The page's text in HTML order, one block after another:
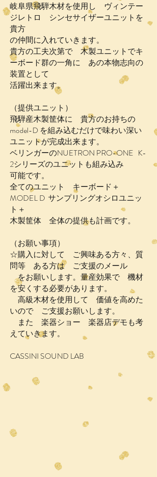
岐阜県飛騨木材を使用し ヴィンテー
ジレトロ シンセサイザーユニットを
貴方
の仲間に入れていきます。
貴方の工夫次第で 木製ユニットでキ
ーボード群の一角に あの本物志向の
装置として
活躍出来ます。
（提供ユニット）
飛騨産木製筐体に 貴方のお持ちの
model-D を組み込むだけで味わい深い
ユニットが完成出来ます。
ベリンガーのNUETRON PRO-ONE K-
2シリーズのユニットも組み込み
可能です。
全てのユニット キーボード＋
MODEL D サンプリングオシロユニッ
ト＋
木製筐体 全体の提供も計画です。
（お願い事項）
☆購入に対して ご興味ある方々、質
問等 ある方は ご支援のメール
をお願いします。量産効果で 機材
を安くする必要があります。
高級木材を使用して 価値を高めた
いので ご支援お願いします。
また 楽器ショー 楽器店デモも考
えていきます。
CASSINI SOUND LAB